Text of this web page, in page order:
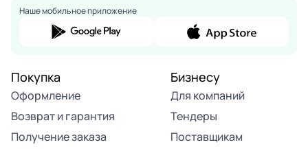
Наше мобильное приложение
Покупка
Оформление
Возврат и гарантия
Получение заказа
Бизнесу
Для компаний
Тендеры
Поставщикам